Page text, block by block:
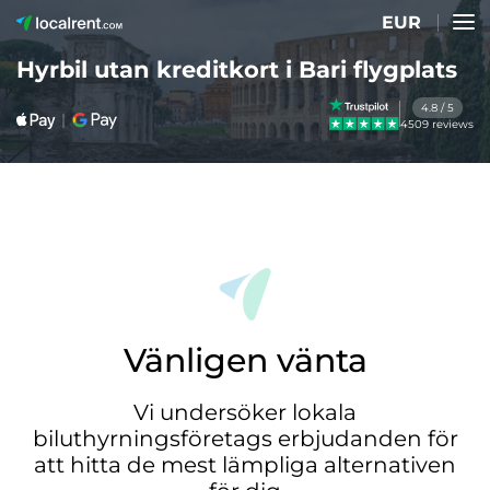
EUR
Hyrbil utan kreditkort i Bari flygplats
4.8 / 5
4509 reviews
Vänligen vänta
Vi undersöker lokala
biluthyrningsföretags erbjudanden för
att hitta de mest lämpliga alternativen